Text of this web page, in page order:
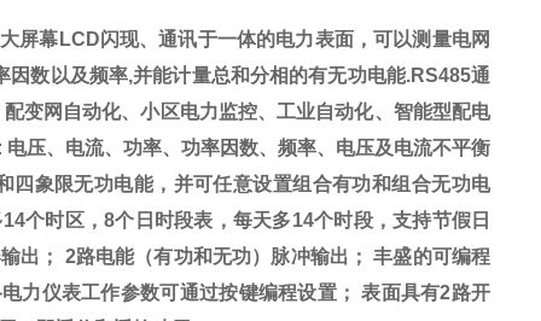
屏幕 LCD闪现、通讯于一体的电力表面，可以测量电网
因数以及频率,并能计量总和分相的有无功电能.RS485通
变网自动化、小区电力监控、工业自动化、智能型配电
电压、电流、功率、功率因数、频率、电压及电流不平衡
四象限无功电能，并可任意设置组合有功和组合无功电
14个时区，8个日时段表，每天多14个时段，支持节假日
出； 2路电能（有功和无功）脉冲输出；
丰盛的可编程
电力仪表工作参数可通过按键编程设置； 表面具有2路开